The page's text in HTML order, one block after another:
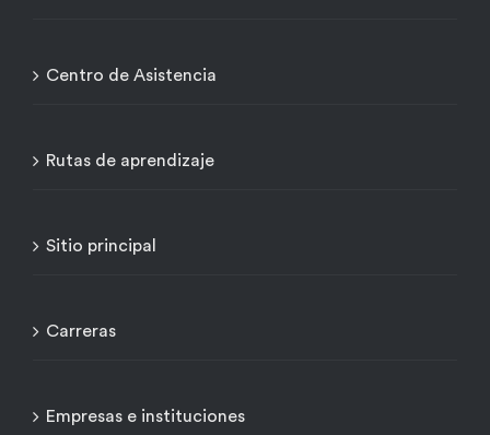
Centro de Asistencia
Rutas de aprendizaje
Sitio principal
Carreras
Empresas e instituciones